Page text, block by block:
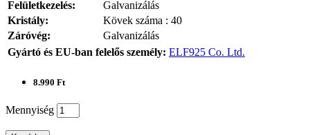
Felületkezelés:
Galvanizálás
Kristály:
Kövek száma : 40
Záróvég:
Galvanizálás
Gyártó és EU-ban felelős személy: ELF925 Co. Ltd.
8.990 Ft
Mennyiség